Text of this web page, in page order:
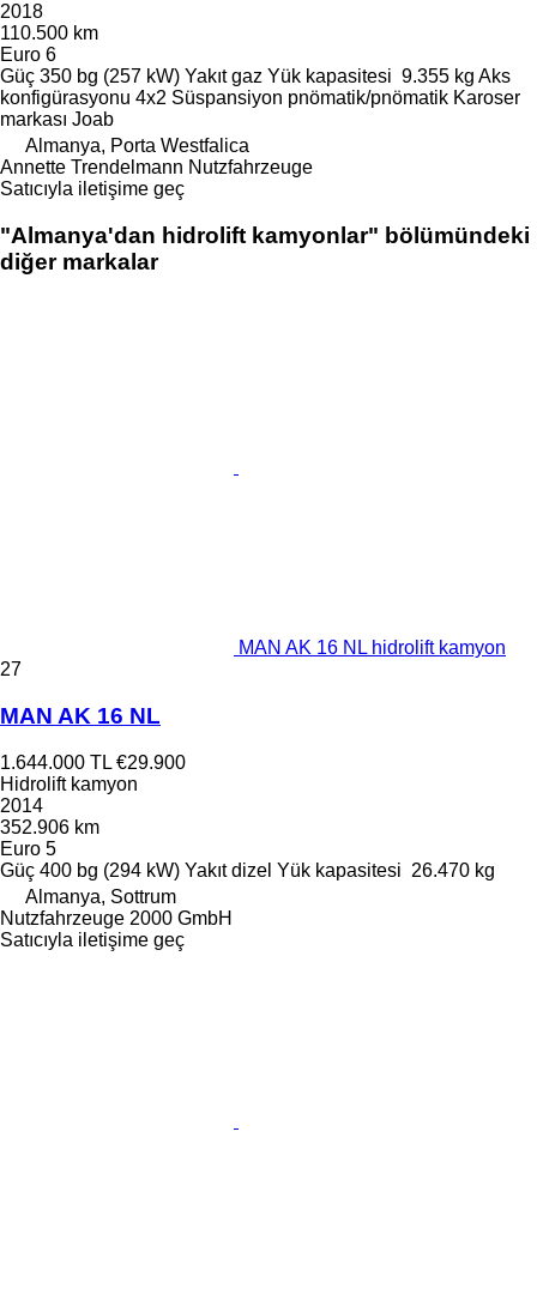
2018
110.500 km
Euro 6
Güç 350 bg (257 kW) Yakıt gaz Yük kapasitesi 9.355 kg Aks
konfigürasyonu 4x2 Süspansiyon pnömatik/pnömatik Karoser
markası Joab
Almanya, Porta Westfalica
Annette Trendelmann Nutzfahrzeuge
Satıcıyla iletişime geç
"Almanya'dan hidrolift kamyonlar" bölümündeki
diğer markalar
MAN AK 16 NL hidrolift kamyon
27
MAN AK 16 NL
1.644.000 TL €29.900
Hidrolift kamyon
2014
352.906 km
Euro 5
Güç 400 bg (294 kW) Yakıt dizel Yük kapasitesi 26.470 kg
Almanya, Sottrum
Nutzfahrzeuge 2000 GmbH
Satıcıyla iletişime geç